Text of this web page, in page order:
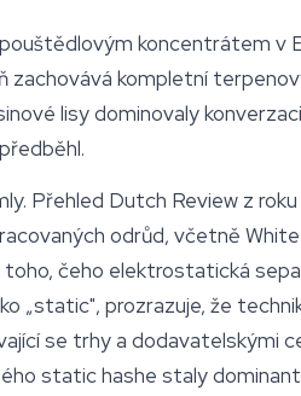
koncentrátem v
kompletní
lisy dominovaly
Přehled Dutch Review z
odrůd, včetně
čeho elektrostatická
„static", prozrazuje, že
se trhy a dodavatelskými
static hashe staly